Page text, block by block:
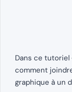
Dans ce tutoriel
comment
graphique à un